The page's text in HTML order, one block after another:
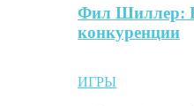
Фил Шиллер:
конкуренции
ИГРЫ